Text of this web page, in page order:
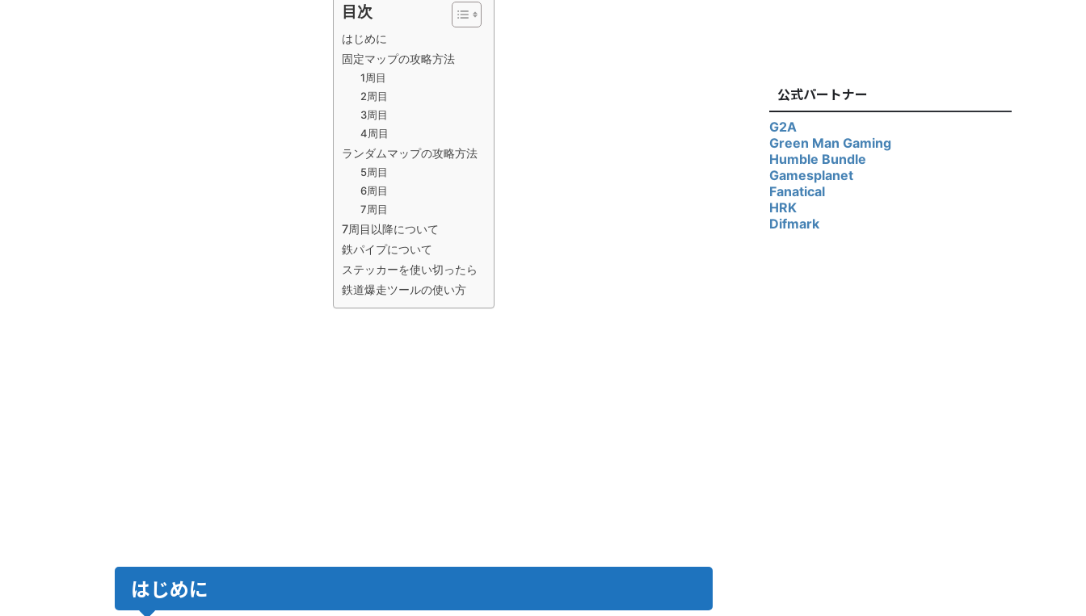
目次
はじめに
固定マップの攻略方法
1周目
2周目
3周目
4周目
ランダムマップの攻略方法
5周目
6周目
7周目
7周目以降について
鉄パイプについて
ステッカーを使い切ったら
鉄道爆走ツールの使い方
はじめに
公式パートナー
G2A
Green Man Gaming
Humble Bundle
Gamesplanet
Fanatical
HRK
Difmark